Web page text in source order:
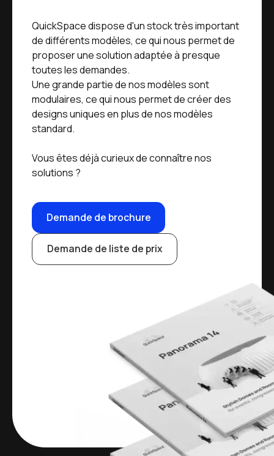
QuickSpace dispose d'un stock très important
de différents modèles, ce qui nous permet de
proposer une solution adaptée à presque
toutes les demandes.
Une grande partie de nos modèles sont
modulaires, ce qui nous permet de créer des
designs uniques en plus de nos modèles
standard.
Vous êtes déjà curieux de connaître nos
solutions ?
Demande de brochure
Demande de liste de prix